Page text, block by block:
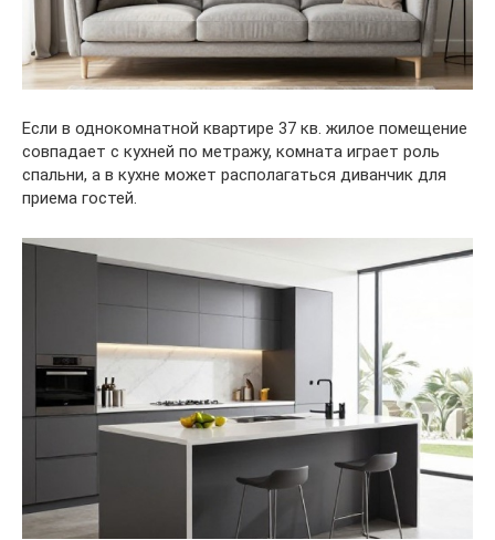
Если в однокомнатной квартире 37 кв. жилое помещение
совпадает с кухней по метражу, комната играет роль
спальни, а в кухне может располагаться диванчик для
приема гостей.